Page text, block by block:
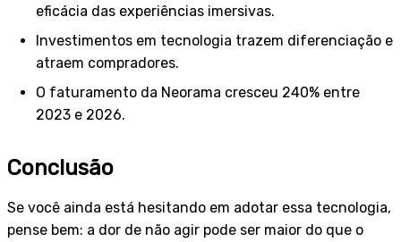
eficácia das experiências imersivas.
Investimentos em tecnologia trazem diferenciação e
atraem compradores.
O faturamento da Neorama cresceu 240% entre
2023 e 2026.
Conclusão
Se você ainda está hesitando em adotar essa tecnologia,
pense bem: a dor de não agir pode ser maior do que o